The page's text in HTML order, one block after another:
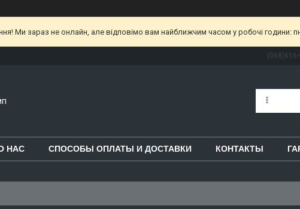
Ми зараз не онлайн, але відповімо вам найближчим часом у робочі години:
НАС СПОСОБЫ ОПЛАТЫ И ДОСТАВКИ КОНТАКТЫ